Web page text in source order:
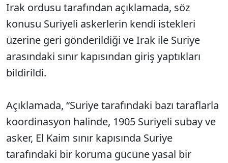
Irak ordusu tarafından açıklamada, söz
konusu Suriyeli askerlerin kendi istekleri
üzerine geri gönderildiği ve Irak ile Suriye
arasındaki sınır kapısından giriş yaptıkları
bildirildi.
Açıklamada, “Suriye tarafındaki bazı taraflarla
koordinasyon halinde, 1905 Suriyeli subay ve
asker, El Kaim sınır kapısında Suriye
tarafındaki bir koruma gücüne yasal bir